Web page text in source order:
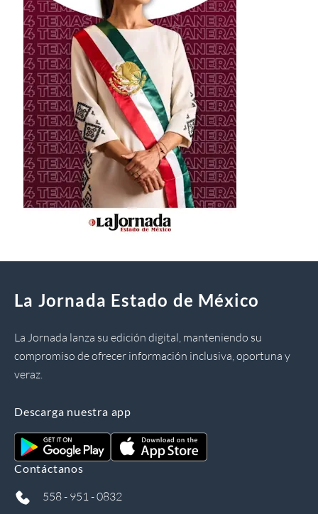
La Jornada Estado de México
La Jornada lanza su edición digital, manteniendo su
compromiso de ofrecer información inclusiva, oportuna y
veraz.
Descarga nuestra app
Contáctanos
558 - 951 - 0832